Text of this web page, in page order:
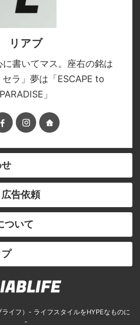
リアブ
書いてマス。座右の銘は
セラ」夢は「ESCAPE to
PARADISE」
告依頼
ついて
イフ）- ライフスタイルをHYPEなものに
-